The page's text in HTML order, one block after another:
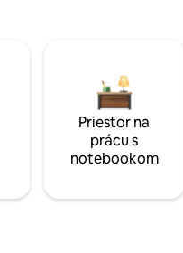
Priestor na
prácu s
notebookom